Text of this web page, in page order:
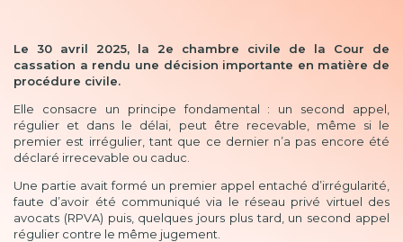
Le 30 avril 2025, la 2e chambre civile de la Cour de
cassation a rendu une décision importante en matière de
procédure civile.
Elle consacre un principe fondamental : un second appel,
régulier et dans le délai, peut être recevable, même si le
premier est irrégulier, tant que ce dernier n’a pas encore été
déclaré irrecevable ou caduc.
Une partie avait formé un premier appel entaché d’irrégularité,
faute d’avoir été communiqué via le réseau privé virtuel des
avocats (RPVA) puis, quelques jours plus tard, un second appel
régulier contre le même jugement.